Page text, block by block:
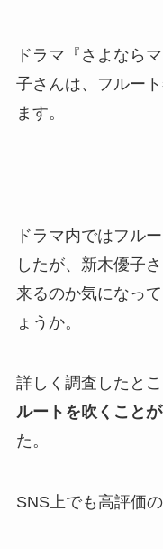
ドラマ『さよなら
子さんは、フルー
ます。
ドラマ内ではフル
したが、新木優子
来るのか気になっ
ょうか。
詳しく調査したと
ルートを吹くこと
た。
SNS上でも高評価